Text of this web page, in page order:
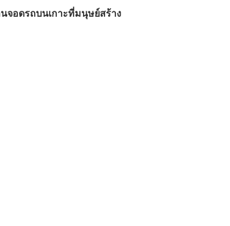
จอดรถบนเกาะที่มนุษย์สร้าง